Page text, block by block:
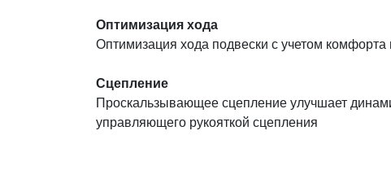
Оптимизация хода
Оптимизация хода подвески с учетом
Сцепление
Проскальзывающее сцепление улучшает
управляющего рукояткой сцепления